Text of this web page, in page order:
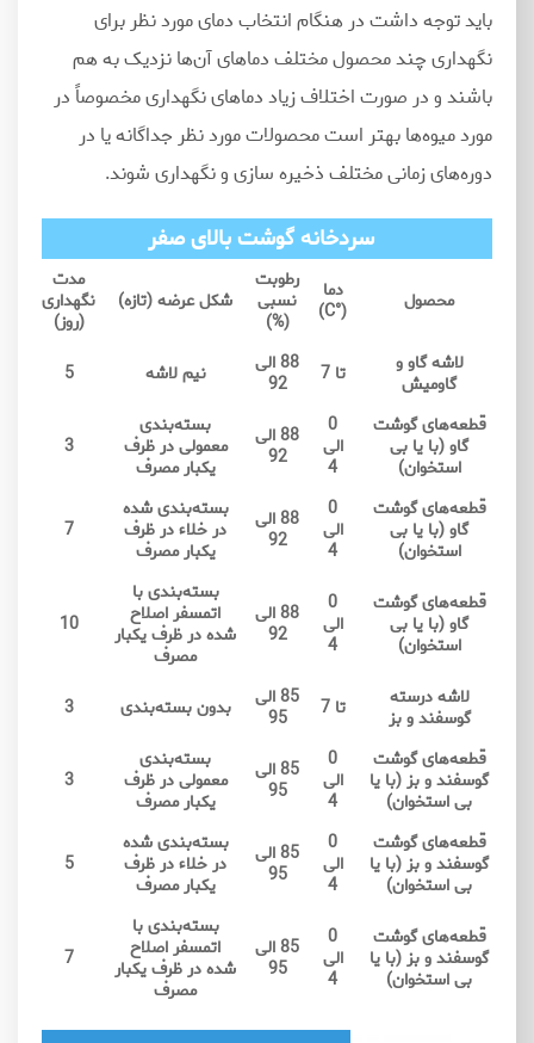
باید توجه داشت در هنگام انتخاب دمای مورد نظر برای
نگهداری چند محصول مختلف دماهای آنها نزدیک به هم
باشند و در صورت اختلاف زیاد دماهای نگهداری مخصوصاً در
مورد میوهها بهتر است محصولات مورد نظر جداگانه یا در
دورههای زمانی مختلف ذخیره سازی و نگهداری شوند.
سردخانه گوشت بالای صفر
محصول دما
(°C)
رطوبت
نسبی
(%)
شکل عرضه (تازه)
مدت
نگهداری
(روز)
لاشه گاو و
گاومیش تا 7 88 الی
92 نیم لاشه
5
قطعه‌های گوشت
گاو (با یا بی
استخوان)
0
الی
4
88 الی
92
بسته‌بندی
معمولی در ظرف
یکبار مصرف
3
قطعه‌های گوشت
گاو (با یا بی
استخوان)
0
الی
4
88 الی
92
بسته‌بندی شده
در خلاء در ظرف
یکبار مصرف
7
قطعه‌های گوشت
گاو (با یا بی
استخوان)
0
الی
4
88 الی
92
بسته‌بندی با
اتمسفر اصلاح
شده در ظرف یکبار
مصرف
10
لاشه درسته
گوسفند و بز تا 7 85 الی
95 بدون بسته‌بندی
3
قطعه‌های گوشت
گوسفند و بز (با یا
بی استخوان)
0
الی
4
85 الی
95
بسته‌بندی
معمولی در ظرف
یکبار مصرف
3
قطعه‌های گوشت
گوسفند و بز (با یا
بی استخوان)
0
الی
4
85 الی
95
بسته‌بندی شده
در خلاء در ظرف
یکبار مصرف
5
قطعه‌های گوشت
گوسفند و بز (با یا
بی استخوان)
0
الی
4
85 الی
95
بسته‌بندی با
اتمسفر اصلاح
شده در ظرف یکبار
مصرف
7